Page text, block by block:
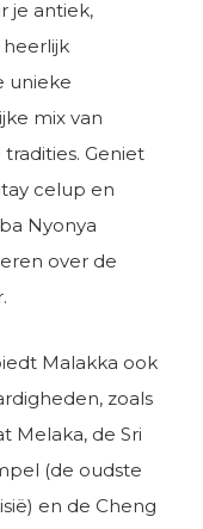
je antiek,
unieke
mix van
Geniet
celup en
Nyonya
over de
Malakka ook
zoals
Melaka, de Sri
(de oudste
en de Cheng